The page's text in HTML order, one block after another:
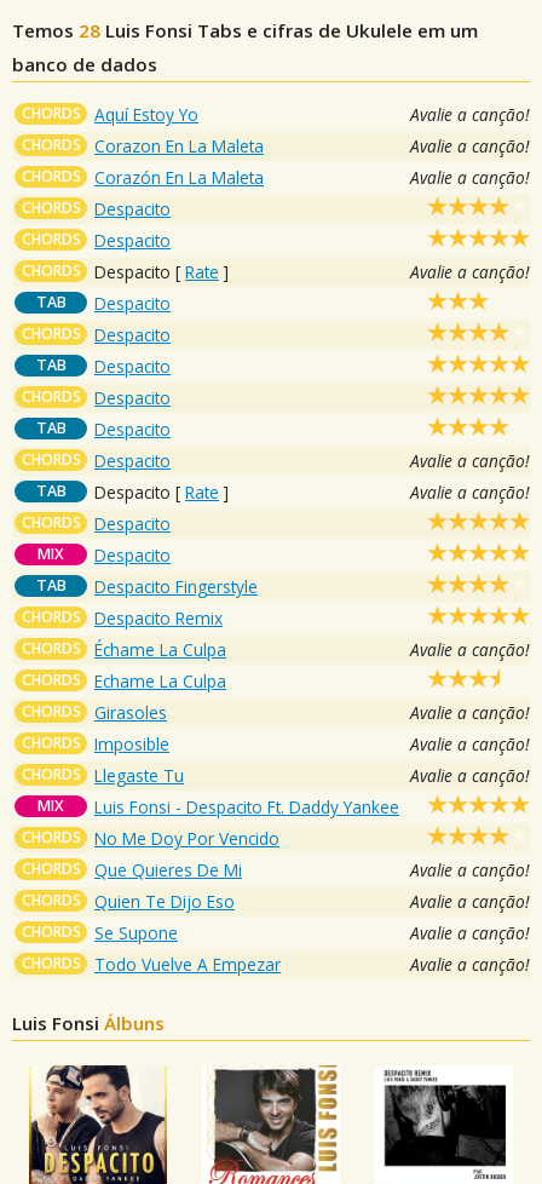
Temos 28 Luis Fonsi Tabs e cifras de Ukulele em um
banco de dados
CHORDS Aquí Estoy Yo Avalie a canção!
CHORDS Corazon En La Maleta Avalie a canção!
CHORDS Corazón En La Maleta Avalie a canção!
CHORDS Despacito
CHORDS Despacito
CHORDS Despacito [ Rate ] Avalie a canção!
TAB Despacito
CHORDS Despacito
TAB Despacito
CHORDS Despacito
TAB Despacito
CHORDS Despacito Avalie a canção!
TAB Despacito [ Rate ] Avalie a canção!
CHORDS Despacito
MIX Despacito
TAB Despacito Fingerstyle
CHORDS Despacito Remix
CHORDS Échame La Culpa Avalie a canção!
CHORDS Echame La Culpa
CHORDS Girasoles Avalie a canção!
CHORDS Imposible Avalie a canção!
CHORDS Llegaste Tu Avalie a canção!
MIX Luis Fonsi - Despacito Ft. Daddy Yankee
CHORDS No Me Doy Por Vencido
CHORDS Que Quieres De Mi Avalie a canção!
CHORDS Quien Te Dijo Eso Avalie a canção!
CHORDS Se Supone Avalie a canção!
CHORDS Todo Vuelve A Empezar Avalie a canção!
Luis Fonsi Álbuns